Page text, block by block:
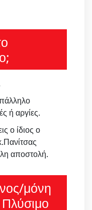
ή αργίες.
ο ίδιος ο
αποστολή.
μόνη